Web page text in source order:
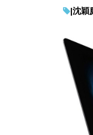
|沈穎